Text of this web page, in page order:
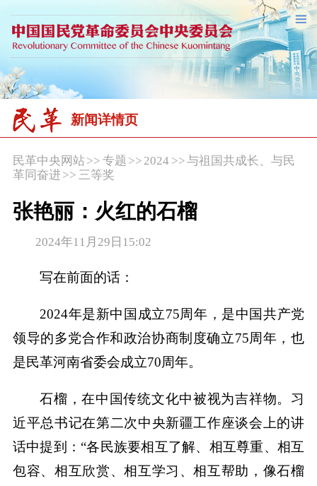
新闻详情页
民革中央网站>> 专题 >>2024 >>与祖国共成长、与民
革同奋进 >> 三等奖
张艳丽：火红的石榴
2024年11月29日15:02
写在前面的话：
2024年是新中国成立75周年，是中国共产党
领导的多党合作和政治协商制度确立75周年，也
是民革河南省委会成立70周年。
石榴，在中国传统文化中被视为吉祥物。习
近平总书记在第二次中央新疆工作座谈会上的讲
话中提到：“各民族要相互了解、相互尊重、相互
包容、相互欣赏、相互学习、相互帮助，像石榴